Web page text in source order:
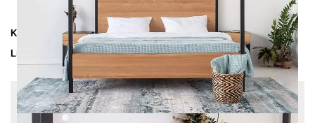
Kollektion
Lieferzeit
3-4 Wochen| vsl. 30. Aug - 6. Sep
Konfiguration bearbeiten
Farben:
Weiß